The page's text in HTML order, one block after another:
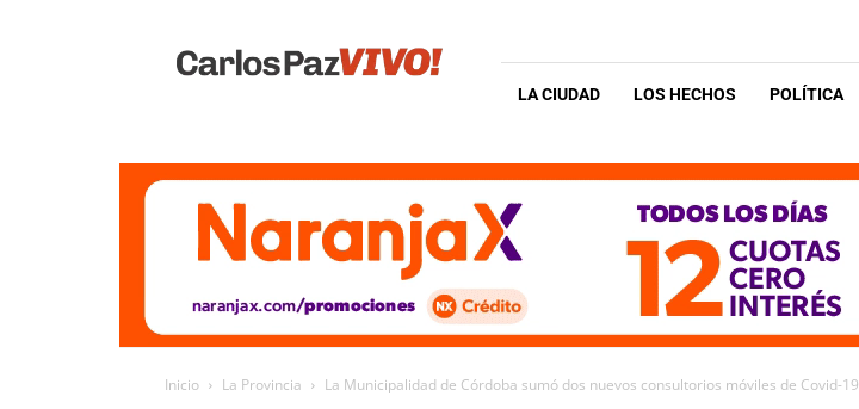
Vivo
LA CIUDAD LOS HECHOS POLÍTICA
Inicio La Provincia La Municipalidad de Córdoba sumó dos nuevos consultorios móviles de Covid-19